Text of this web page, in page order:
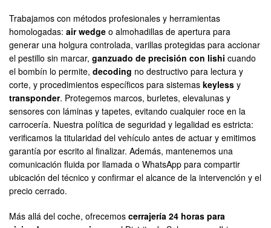
Trabajamos con métodos profesionales y herramientas
homologadas: air wedge o almohadillas de apertura para
generar una holgura controlada, varillas protegidas para accionar
el pestillo sin marcar, ganzuado de precisión con lishi cuando
el bombín lo permite, decoding no destructivo para lectura y
corte, y procedimientos específicos para sistemas keyless y
transponder. Protegemos marcos, burletes, elevalunas y
sensores con láminas y tapetes, evitando cualquier roce en la
carrocería. Nuestra política de seguridad y legalidad es estricta:
verificamos la titularidad del vehículo antes de actuar y emitimos
garantía por escrito al finalizar. Además, mantenemos una
comunicación fluida por llamada o WhatsApp para compartir
ubicación del técnico y confirmar el alcance de la intervención y el
precio cerrado.
Más allá del coche, ofrecemos cerrajería 24 horas para